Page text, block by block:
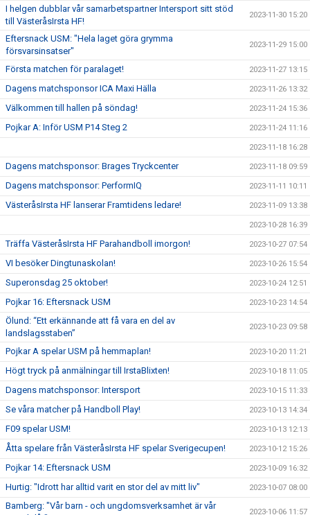
I helgen dubblar vår samarbetspartner Intersport sitt stöd
till VästeråsIrsta HF!
2023-11-30 15:20
Eftersnack USM: "Hela laget göra grymma
försvarsinsatser"
2023-11-29 15:00
Första matchen för paralaget! 2023-11-27 13:15
Dagens matchsponsor ICA Maxi Hälla 2023-11-26 13:32
Välkommen till hallen på söndag! 2023-11-24 15:36
Pojkar A: Inför USM P14 Steg 2 2023-11-24 11:16
2023-11-18 16:28
Dagens matchsponsor: Brages Tryckcenter 2023-11-18 09:59
Dagens matchsponsor: PerformIQ 2023-11-11 10:11
VästeråsIrsta HF lanserar Framtidens ledare! 2023-11-09 13:38
2023-10-28 16:39
Träffa VästeråsIrsta HF Parahandboll imorgon! 2023-10-27 07:54
VI besöker Dingtunaskolan! 2023-10-26 15:54
Superonsdag 25 oktober! 2023-10-24 12:51
Pojkar 16: Eftersnack USM 2023-10-23 14:54
Ölund: “Ett erkännande att få vara en del av
landslagsstaben”
2023-10-23 09:58
Pojkar A spelar USM på hemmaplan! 2023-10-20 11:21
Högt tryck på anmälningar till IrstaBlixten! 2023-10-18 11:05
Dagens matchsponsor: Intersport 2023-10-15 11:33
Se våra matcher på Handboll Play! 2023-10-13 14:34
F09 spelar USM! 2023-10-13 12:13
Åtta spelare från VästeråsIrsta HF spelar Sverigecupen! 2023-10-12 15:26
Pojkar 14: Eftersnack USM 2023-10-09 16:32
Hurtig: "Idrott har alltid varit en stor del av mitt liv" 2023-10-07 08:00
Bamberg: "Vår barn - och ungdomsverksamhet är vår
2023-10-06 11:57